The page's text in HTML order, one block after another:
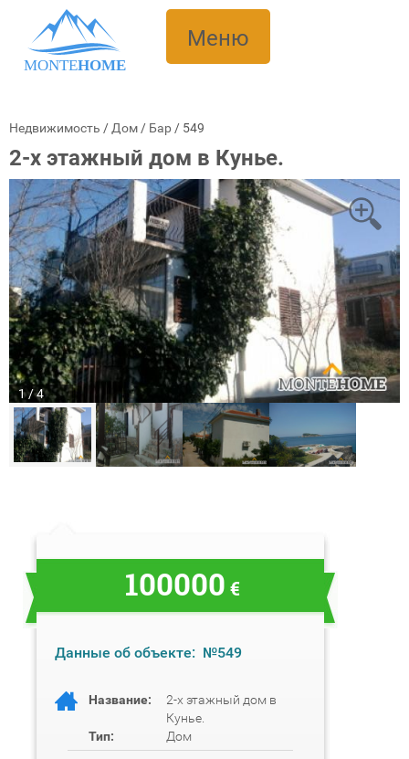
MONTEHOME
Меню
Недвижимость / Дом / Бар / 549
2-х этажный дом в Кунье.
1 / 4
100000 €
Данные об объекте: №549
Название:
2-х этажный дом в
Кунье.
Тип:
Дом